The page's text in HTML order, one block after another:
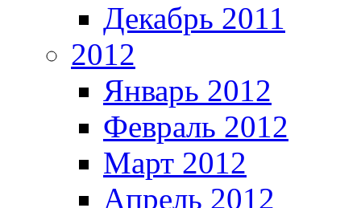
Декабрь 2011
2012
Январь 2012
Февраль 2012
Март 2012
Апрель 2012